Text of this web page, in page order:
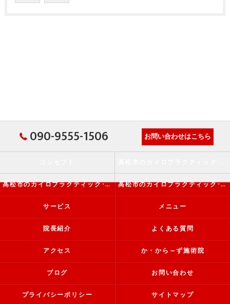
090-9555-1506 お問い合わせはこちら
高松市のカイロプラクティック･か・から～ず施術院の評判 高松市のカイロプラクティック･か・から～ず施術院のお客様の声
サービス メニュー
院長紹介 よくある質問
アクセス か・から～ず施術院
ブログ お問い合わせ
プライバシーポリシー サイトマップ